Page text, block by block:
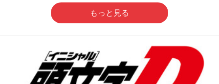
もっと見る